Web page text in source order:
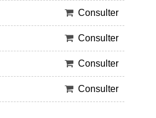
Consulter
Consulter
Consulter
Consulter